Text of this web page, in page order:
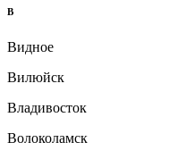
В
Видное
Вилюйск
Владивосток
Волоколамск